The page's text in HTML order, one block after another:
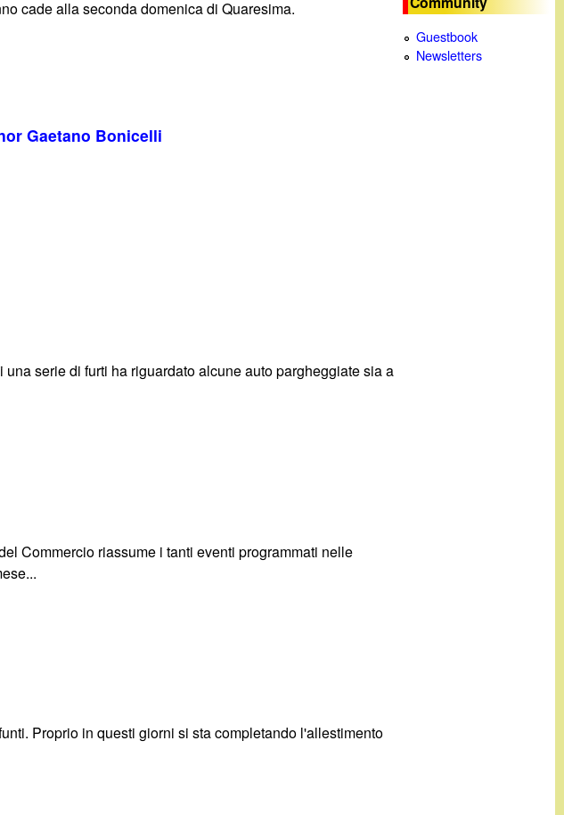
cade alla seconda domenica di Quaresima.
Gaetano Bonicelli
serie di furti ha riguardato alcune auto pargheggiate sia a
Commercio riassume i tanti eventi programmati nelle
Proprio in questi giorni si sta completando l'allestimento
Guestbook
Newsletters